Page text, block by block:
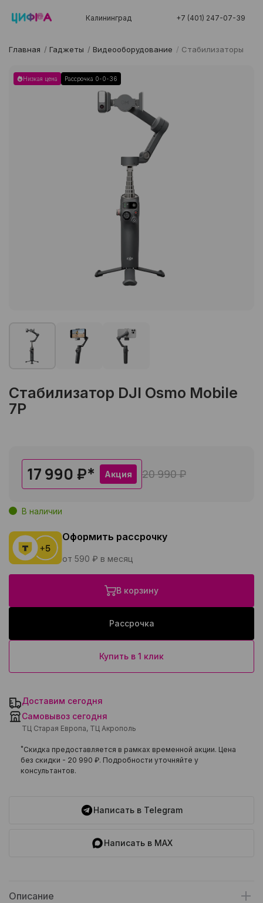
Калининград +7 (401) 247-07-39
Главная / Гаджеты / Видеооборудование / Стабилизаторы
Низкая цена Рассрочка 0-0-36
Стабилизатор DJI Osmo Mobile
7P
17 990 ₽* Акция 20 990 ₽
В наличии
Оформить рассрочку
от 590 ₽ в месяц
В корзину
Рассрочка
Купить в 1 клик
Доставим сегодня
Самовывоз сегодня
ТЦ Старая Европа, ТЦ Акрополь
*Скидка предоставляется в рамках временной акции. Цена
без скидки - 20 990 ₽. Подробности уточняйте у
консультантов.
Написать в Telegram
Написать в MAX
Описание